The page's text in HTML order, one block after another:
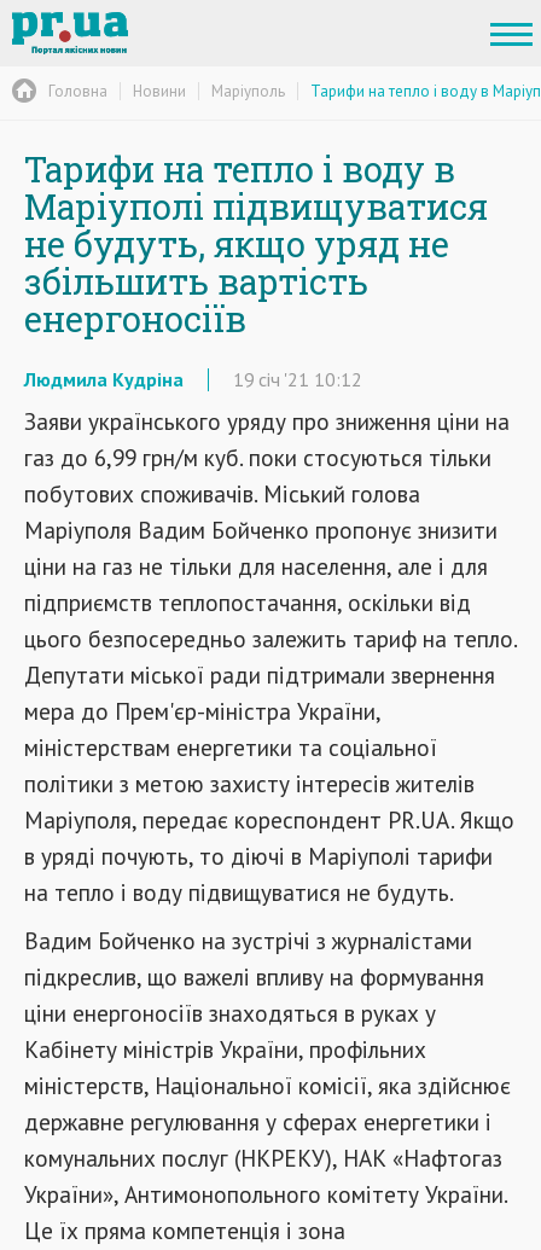
Головна Новини Маріуполь Тарифи на тепло і воду в
Тарифи на тепло і воду в
Маріуполі підвищуватися
не будуть, якщо уряд не
збільшить вартість
енергоносіїв
Людмила Кудріна 19 січ '21 10:12
Заяви українського уряду про зниження ціни на
газ до 6,99 грн/м куб. поки стосуються тільки
побутових споживачів. Міський голова
Маріуполя Вадим Бойченко пропонує знизити
ціни на газ не тільки для населення, але і для
підприємств теплопостачання, оскільки від
цього безпосередньо залежить тариф на тепло.
Депутати міської ради підтримали звернення
мера до Прем'єр-міністра України,
міністерствам енергетики та соціальної
політики з метою захисту інтересів жителів
Маріуполя, передає кореспондент PR.UA. Якщо
в уряді почують, то діючі в Маріуполі тарифи
на тепло і воду підвищуватися не будуть.
Вадим Бойченко на зустрічі з журналістами
підкреслив, що важелі впливу на формування
ціни енергоносіїв знаходяться в руках у
Кабінету міністрів України, профільних
міністерств, Національної комісії, яка здійснює
державне регулювання у сферах енергетики і
комунальних послуг (НКРЕКУ), НАК «Нафтогаз
України», Антимонопольного комітету України.
Це їх пряма компетенція і зона